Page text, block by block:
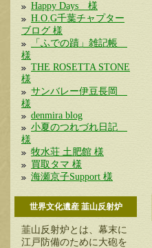
Happy Days 様
H.O.G千葉チャプター
ブログ 様
「ふでの蹟」雑記帳
様
THE ROSETTA STONE
様
サンバレー伊豆長岡
様
denmira blog
小夏のつれづれ日記
様
牧水荘 土肥館 様
買取タマ 様
海瀬京子Support 様
世界文化遺産 韮山反射炉
韮山反射炉とは、幕末に
江戸防備のために大砲を